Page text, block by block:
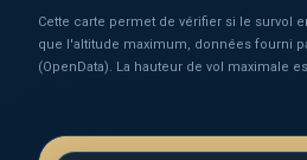
Cette carte permet de vérifier si le survol
que l'altitude maximum, données fourni
(OpenData). La hauteur de vol maximale